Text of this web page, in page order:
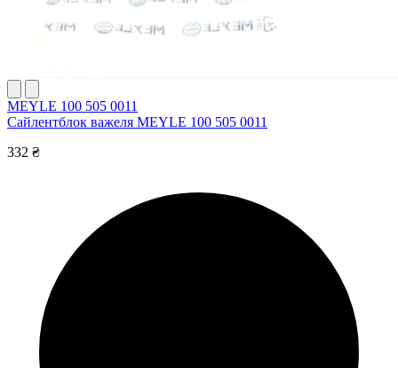
MEYLE 100 505 0011
Сайлентблок важеля MEYLE 100 505 0011
332 ₴